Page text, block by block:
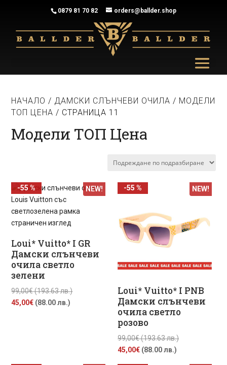
0879 81 70 82 orders@ballder.shop
НАЧАЛО / ДАМСКИ СЛЪНЧЕВИ ОЧИЛА / МОДЕЛИ
ТОП ЦЕНА / СТРАНИЦА 11
Модели ТОП Цена
Loui* Vuitto* I GR
Дамски слънчеви
очила светло
зелени
NEW!
99,00€(193.63 лв.)Original
45,00€ (88.00 лв.)
-55 %
Loui* Vuitto* I PNB
Дамски слънчеви
очила светло
розово
NEW!
99,00€(193.63 лв.)Original
45,00€ (88.00 лв.)
-55 %